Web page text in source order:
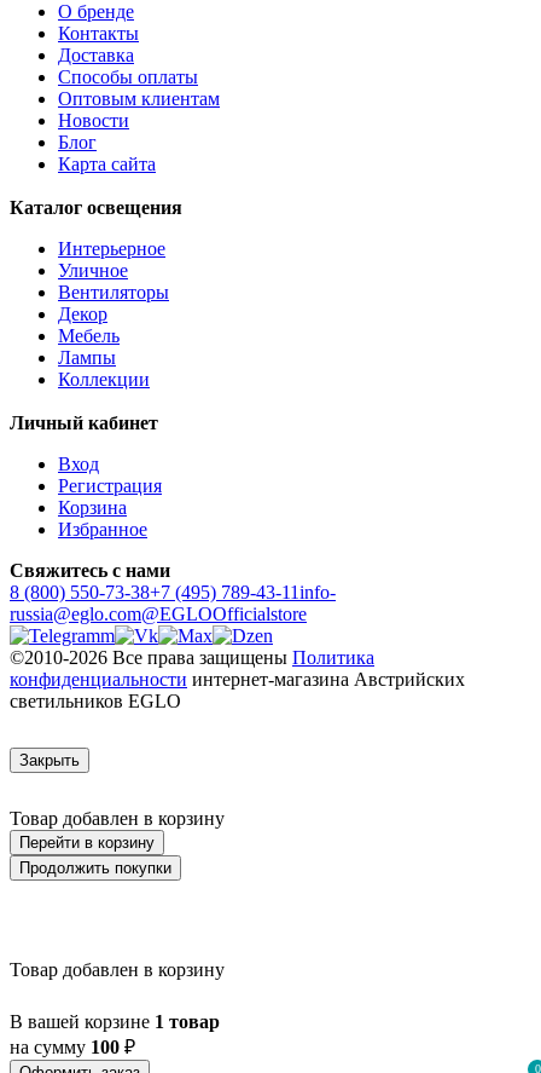
0
О бренде
Контакты
Доставка
Способы оплаты
Оптовым клиентам
Новости
Блог
Карта сайта
Каталог освещения
Интерьерное
Уличное
Вентиляторы
Декор
Мебель
Лампы
Коллекции
Личный кабинет
Вход
Регистрация
Корзина
Избранное
Свяжитесь с нами
8 (800) 550-73-38+7 (495) 789-43-11info-
russia@eglo.com@EGLOOfficialstore
©2010-2026 Все права защищены Политика
конфиденциальности интернет-магазина Австрийских
светильников EGLO
Закрыть
Товар добавлен в корзину
Перейти в корзину
Продолжить покупки
Товар добавлен в корзину
В вашей корзине 1 товар
на сумму 100 ₽